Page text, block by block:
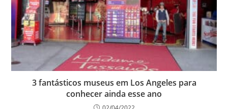
3 fantásticos museus em Los Angeles para
conhecer ainda esse ano